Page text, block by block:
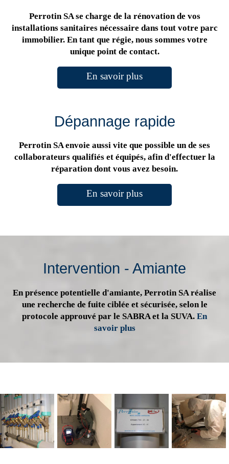
Perrotin SA se charge de la rénovation de vos
installations sanitaires nécessaire dans tout votre parc
immobilier. En tant que régie, nous sommes votre
unique point de contact.
En savoir plus
Dépannage rapide
Perrotin SA envoie aussi vite que possible un de ses
collaborateurs qualifiés et équipés, afin d'effectuer la
réparation dont vous avez besoin.
En savoir plus
Intervention - Amiante
En présence potentielle d'amiante, Perrotin SA réalise
une recherche de fuite ciblée et sécurisée, selon le
protocole approuvé par le SABRA et la SUVA. En
savoir plus